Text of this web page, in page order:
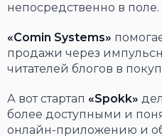
непосредственно в поле.
«Comin Systems»
продажи через
читателей блогов в
А вот стартап «Spokk»
более доступными и
онлайн-приложению и